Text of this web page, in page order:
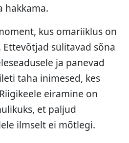
hakkama.
kus omariiklus on
sülitavad sõna
ja panevad
taha inimesed, kes
eiramine on
et paljud
ilmselt ei mõtlegi.